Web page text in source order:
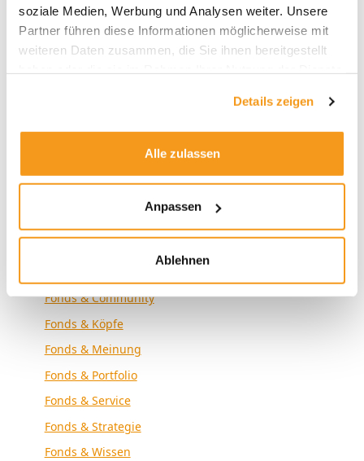
soziale Medien, Werbung und Analysen weiter. Unsere
Partner führen diese Informationen möglicherweise mit
weiteren Daten zusammen, die Sie ihnen bereitgestellt
Details zeigen
Alle zulassen
Anpassen
Ablehnen
Kategorien
Fonds & Community
Fonds & Köpfe
Fonds & Meinung
Fonds & Portfolio
Fonds & Service
Fonds & Strategie
Fonds & Wissen